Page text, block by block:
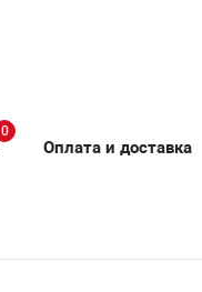
0
Оплата и доставка